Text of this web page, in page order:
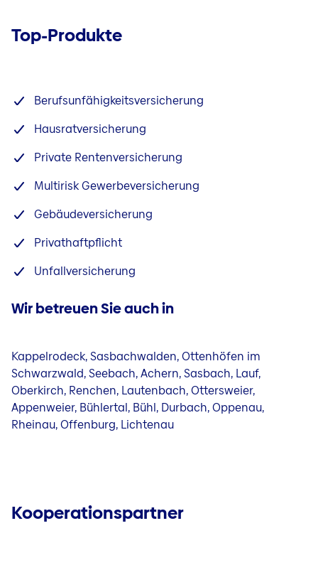
Top-Produkte
Berufsunfähigkeitsversicherung
Hausratversicherung
Private Rentenversicherung
Multirisk Gewerbeversicherung
Gebäudeversicherung
Privathaftpflicht
Unfallversicherung
Wir betreuen Sie auch in
Kappelrodeck, Sasbachwalden, Ottenhöfen im
Schwarzwald, Seebach, Achern, Sasbach, Lauf,
Oberkirch, Renchen, Lautenbach, Ottersweier,
Appenweier, Bühlertal, Bühl, Durbach, Oppenau,
Rheinau, Offenburg, Lichtenau
Kooperationspartner